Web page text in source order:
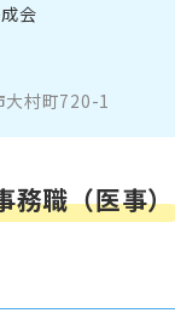
成会
大村町720-1
務職（医事）